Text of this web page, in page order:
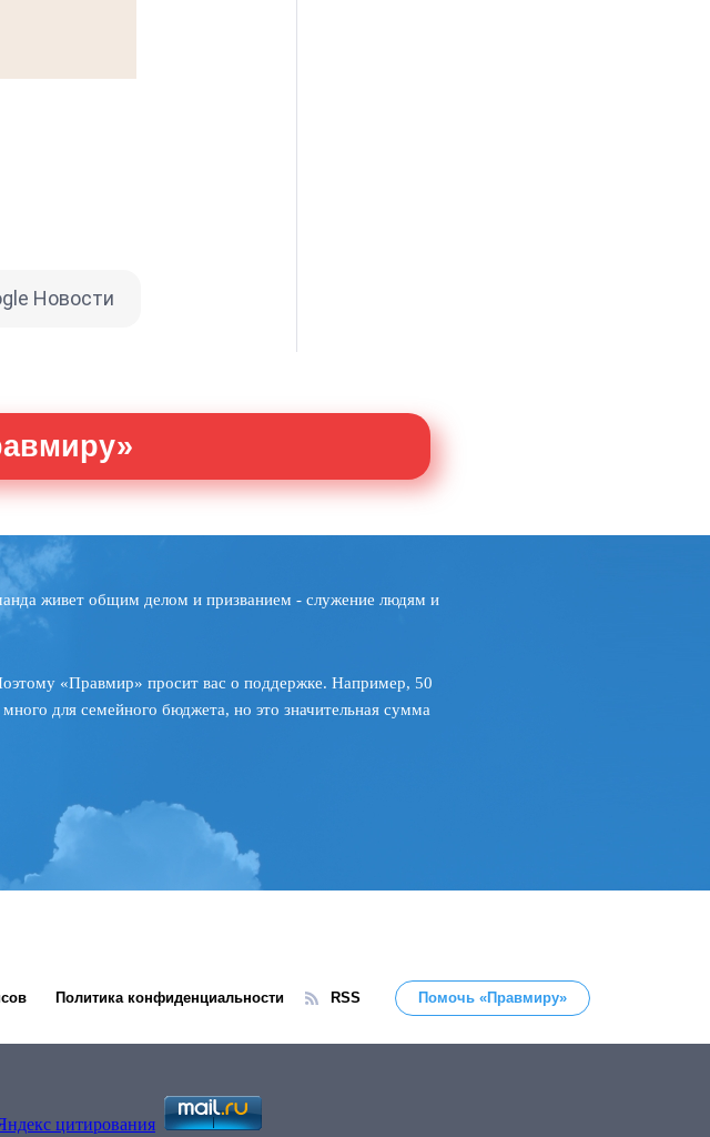
Новости
живет общим делом и призванием - служение людям и
«Правмир» просит вас о поддержке. Например, 50
для семейного бюджета, но это значительная сумма
Политика конфиденциальности RSS Помочь «Правмиру»